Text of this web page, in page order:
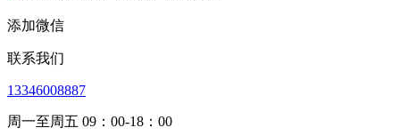
添加微信
联系我们
13346008887
周一至周五 09：00-18：00